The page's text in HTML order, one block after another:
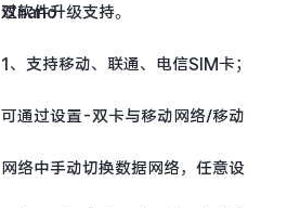
过软件升级支持。
双nano
1、支持移动、联通、电信SIM卡；
可通过设置-双卡与移动网络/移动
网络中手动切换数据网络，任意设